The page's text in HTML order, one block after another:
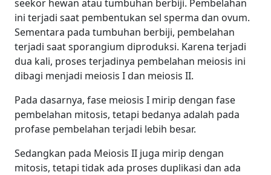
seekor hewan atau tumbuhan berbiji. Pembelahan
ini terjadi saat pembentukan sel sperma dan ovum.
Sementara pada tumbuhan berbiji, pembelahan
terjadi saat sporangium diproduksi. Karena terjadi
dua kali, proses terjadinya pembelahan meiosis ini
dibagi menjadi meiosis I dan meiosis II.
Pada dasarnya, fase meiosis I mirip dengan fase
pembelahan mitosis, tetapi bedanya adalah pada
profase pembelahan terjadi lebih besar.
Sedangkan pada Meiosis II juga mirip dengan
mitosis, tetapi tidak ada proses duplikasi dan ada